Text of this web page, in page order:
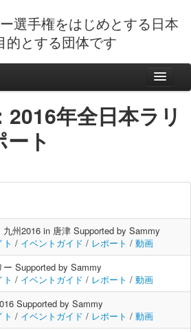
選手権をはじめとする日本
的とする団体です
ガイド
識
年全日本ラリ
ト
九州2016 in 唐津 Supported by Sammy
/ イベントガイド / レポート / 動画
ー Supported by Sammy
/ イベントガイド / レポート / 動画
Supported by Sammy
/ イベントガイド / レポート / 動画